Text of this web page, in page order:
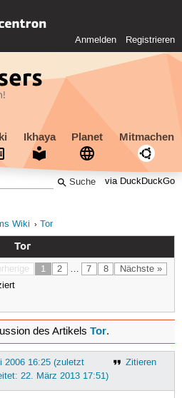
Anmelden Registrieren
Ikhaya Planet Mitmachen
via DuckDuckGo
Wiki Tor
Tor
1 2 … 7 8 Nächste »
des Artikels Tor.
Zitieren
2006 16:25 (zuletzt
22. März 2013 17:51)